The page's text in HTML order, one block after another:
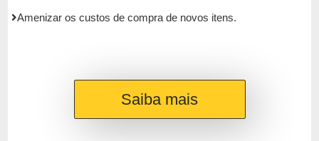
Amenizar os custos de compra de novos itens.
Saiba mais